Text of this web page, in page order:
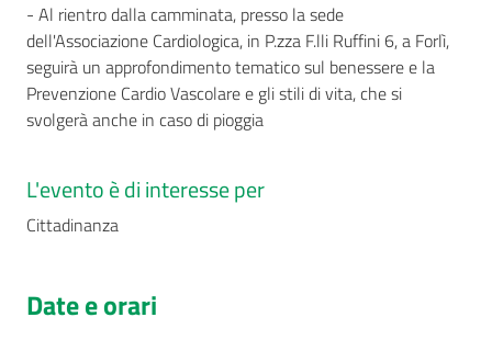
- Al rientro dalla camminata, presso la sede
dell'Associazione Cardiologica, in P.zza F.lli Ruffini 6, a Forlì,
seguirà un approfondimento tematico sul benessere e la
Prevenzione Cardio Vascolare e gli stili di vita, che si
svolgerà anche in caso di pioggia
L'evento è di interesse per
Cittadinanza
Date e orari